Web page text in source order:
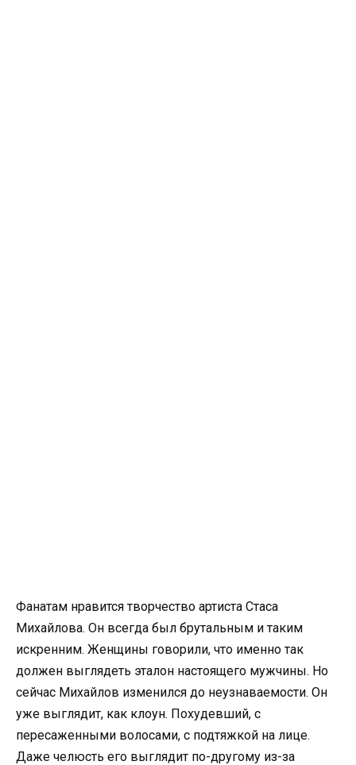
Фанатам нравится творчество артиста Стаса
Михайлова. Он всегда был брутальным и таким
искренним. Женщины говорили, что именно так
должен выглядеть эталон настоящего мужчины. Но
сейчас Михайлов изменился до неузнаваемости. Он
уже выглядит, как клоун. Похудевший, с
пересаженными волосами, с подтяжкой на лице.
Даже челюсть его выглядит по-другому из-за